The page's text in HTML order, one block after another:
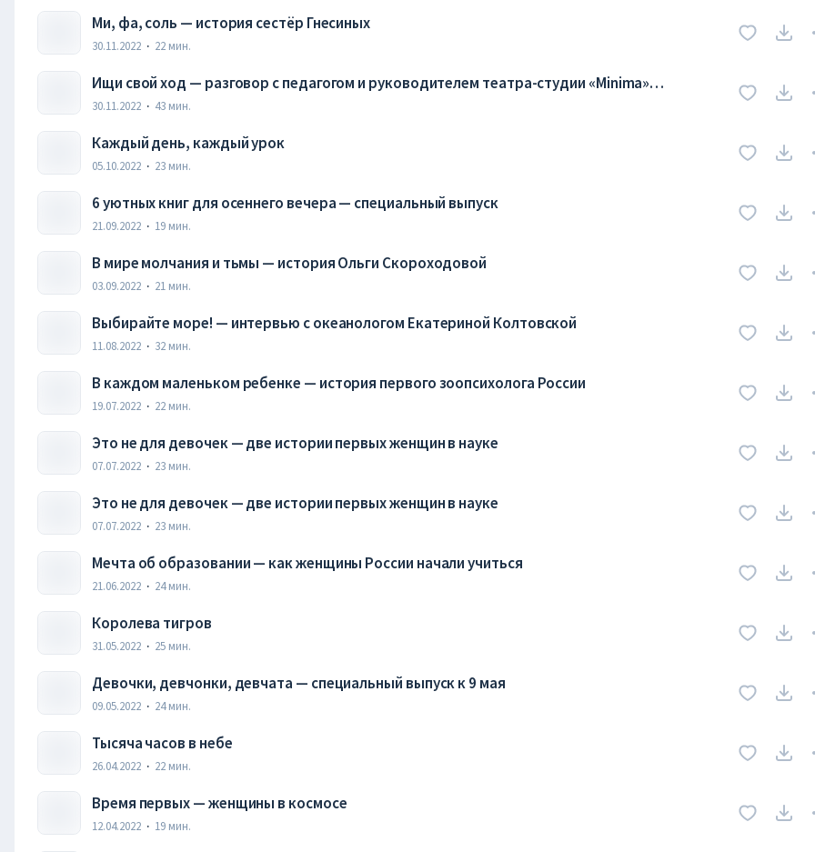
Ми, фа, соль — история сестёр Гнесиных
30.11.2022 · 22 мин.
Ищи свой ход — разговор с педагогом и руководителем театра-студии «Minima»
Лорой Макмак
30.11.2022 · 43 мин.
Каждый день, каждый урок
05.10.2022 · 23 мин.
6 уютных книг для осеннего вечера — специальный выпуск
21.09.2022 · 19 мин.
В мире молчания и тьмы — история Ольги Скороходовой
03.09.2022 · 21 мин.
Выбирайте море! — интервью с океанологом Екатериной Колтовской
11.08.2022 · 32 мин.
В каждом маленьком ребенке — история первого зоопсихолога России
19.07.2022 · 22 мин.
Это не для девочек — две истории первых женщин в науке
07.07.2022 · 23 мин.
Это не для девочек — две истории первых женщин в науке
07.07.2022 · 23 мин.
Мечта об образовании — как женщины России начали учиться
21.06.2022 · 24 мин.
Королева тигров
31.05.2022 · 25 мин.
Девочки, девчонки, девчата — специальный выпуск к 9 мая
09.05.2022 · 24 мин.
Тысяча часов в небе
26.04.2022 · 22 мин.
Время первых — женщины в космосе
12.04.2022 · 19 мин.